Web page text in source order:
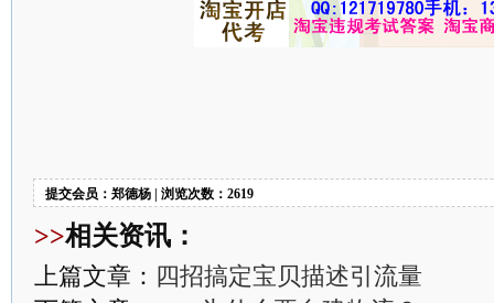
提交会员：郑德杨 | 浏览次数：2619
>>相关资讯：
上篇文章： 四招搞定宝贝描述引流量